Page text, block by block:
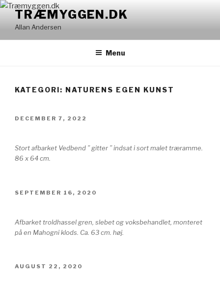
Videre
indhold
TRÆMYGGEN.DK
Allan Andersen
Menu
KATEGORI: NATURENS EGEN KUNST
UDGIVET
DECEMBER 7, 2022
Stort afbarket Vedbend ” gitter ” indsat i sort malet træramme.
86 x 64 cm.
UDGIVET
SEPTEMBER 16, 2020
Afbarket troldhassel gren, slebet og voksbehandlet, monteret
på en Mahogni klods. Ca. 63 cm. høj.
UDGIVET
AUGUST 22, 2020